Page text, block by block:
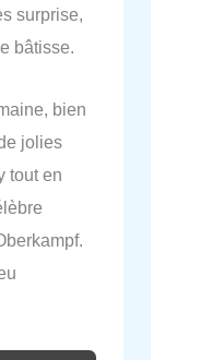
surprise,
bâtisse.
bien
jolies
tout en